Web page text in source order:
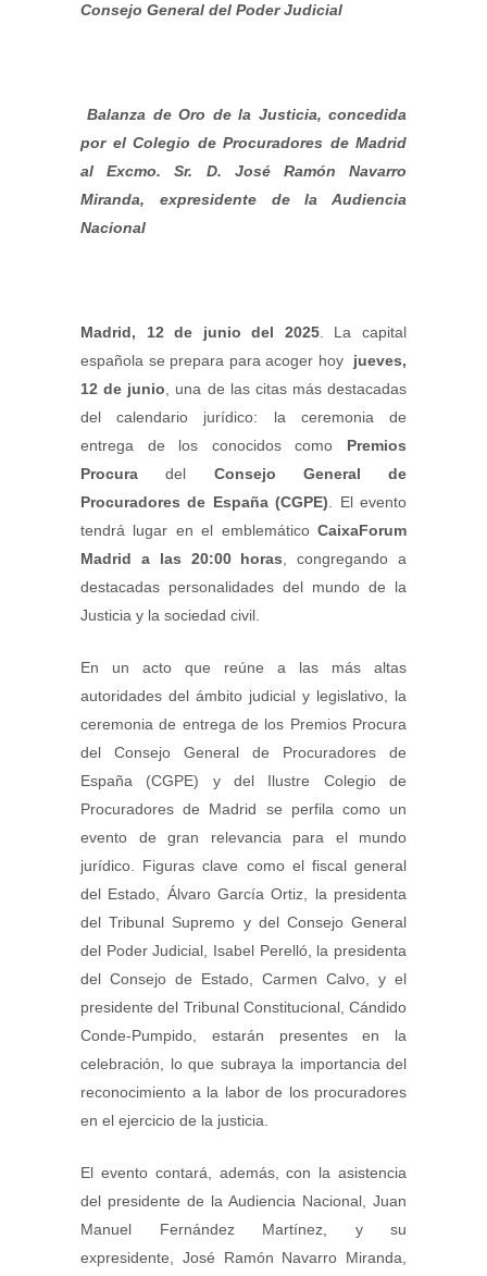
Consejo General del Poder Judicial
Balanza de Oro de la Justicia, concedida
por el Colegio de Procuradores de Madrid
al Excmo. Sr. D. José Ramón Navarro
Miranda, expresidente de la Audiencia
Nacional
Madrid, 12 de junio del 2025. La capital
española se prepara para acoger hoy jueves,
12 de junio, una de las citas más destacadas
del calendario jurídico: la ceremonia de
entrega de los conocidos como Premios
Procura del Consejo General de
Procuradores de España (CGPE). El evento
tendrá lugar en el emblemático CaixaForum
Madrid a las 20:00 horas, congregando a
destacadas personalidades del mundo de la
Justicia y la sociedad civil.
En un acto que reúne a las más altas
autoridades del ámbito judicial y legislativo, la
ceremonia de entrega de los Premios Procura
del Consejo General de Procuradores de
España (CGPE) y del Ilustre Colegio de
Procuradores de Madrid se perfila como un
evento de gran relevancia para el mundo
jurídico. Figuras clave como el fiscal general
del Estado, Álvaro García Ortiz, la presidenta
del Tribunal Supremo y del Consejo General
del Poder Judicial, Isabel Perelló, la presidenta
del Consejo de Estado, Carmen Calvo, y el
presidente del Tribunal Constitucional, Cándido
Conde-Pumpido, estarán presentes en la
celebración, lo que subraya la importancia del
reconocimiento a la labor de los procuradores
en el ejercicio de la justicia.
El evento contará, además, con la asistencia
del presidente de la Audiencia Nacional, Juan
Manuel Fernández Martínez, y su
expresidente, José Ramón Navarro Miranda,